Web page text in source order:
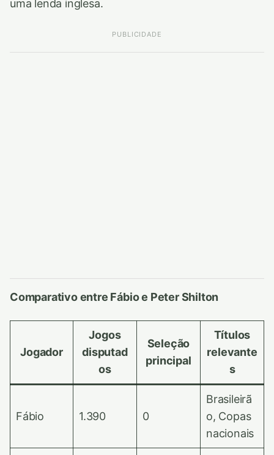
uma lenda inglesa.
PUBLICIDADE
Comparativo entre Fábio e Peter Shilton
Jogador
Jogos
disputad
os
Seleção
principal
Títulos
relevante
s
Fábio 1.390 0
Brasileirã
o, Copas
nacionais